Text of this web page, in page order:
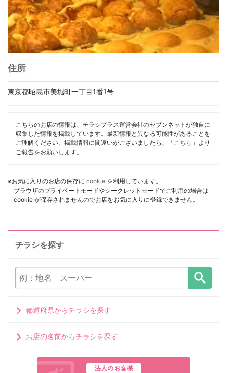
住所
東京都昭島市美堀町一丁目1番1号
こちらのお店の情報は、チラシプラス運営会社のセブンネットが独自に
収集した情報を掲載しています。最新情報と異なる可能性があることを
ご理解ください。掲載情報に間違いがございましたら、「 こちら 」より
ご報告をお願いします。
※お気に入りのお店の保存に cookie を利用しています。
ブラウザのプライベートモードやシークレットモードでご利用の場合は
cookie が保存されませんのでお店をお気に入りに登録できません。
チラシを探す
都道府県からチラシを探す
お店の名前からチラシを探す